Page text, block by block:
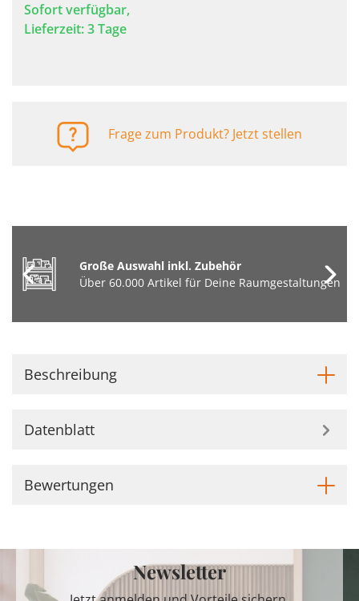
Sofort verfügbar,
Lieferzeit: 3 Tage
Frage zum Produkt? Jetzt stellen
Große Auswahl inkl. Zubehör
Über 60.000 Artikel für Deine Raumgestaltungen
Beschreibung
Datenblatt
Bewertungen
Newsletter